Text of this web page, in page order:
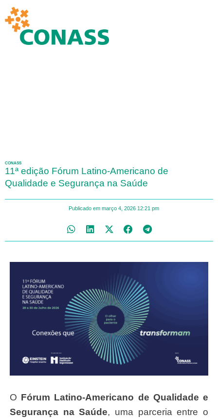
CONASS
11ª edição Fórum Latino-Americano de
Qualidade e Segurança na Saúde
Publicado em março 4, 2026 12:21 pm
O Fórum Latino-Americano de Qualidade e
Segurança na Saúde, uma parceria entre o